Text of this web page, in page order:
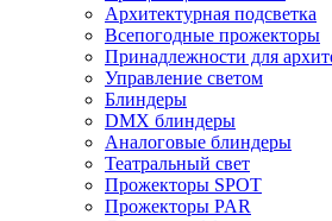
Архитектурная подсветка
Всепогодные прожекторы
Принадлежности для
Управление светом
Блиндеры
DMX блиндеры
Аналоговые блиндеры
Театральный свет
Прожекторы SPOT
Прожекторы PAR